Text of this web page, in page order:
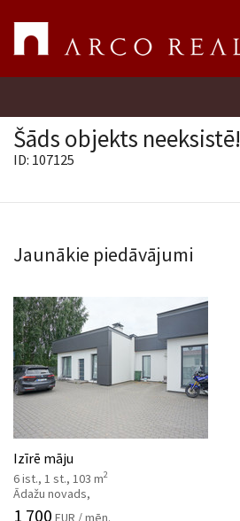
Uzņēmums
Pakalpojumi
Kontakti
Šāds objekts neeksistē!
ID: 107125
Jaunākie piedāvājumi
Izīrē māju
6 ist., 1 st., 103 m2
Ādažu novads,
1 700 EUR / mēn.